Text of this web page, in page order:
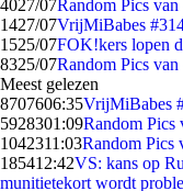
4027/07Random Pics
1427/07VrijMiBabes
1525/07FOK!kers lopen
8325/07Random Pics
Meest gelezen
8707606:35VrijMiBabes
5928301:09Random Pics
1042311:03Random Pics
185412:42VS: kans op
munitietekort wordt